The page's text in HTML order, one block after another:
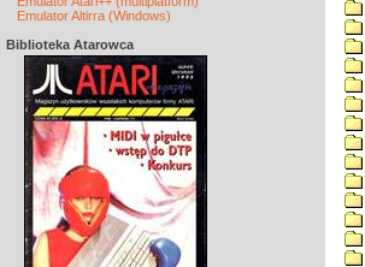
Emulator Altirra (Windows)
Biblioteka Atarowca